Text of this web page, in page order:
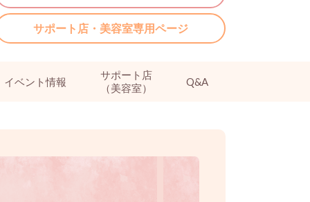
サポート店・美容室専用ページ
イベント情報
サポート店
（美容室）
Q&A